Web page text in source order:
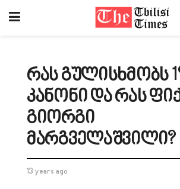
რას გულისხმობს
კანონი და რას
გიორგი
მარგველაშვილი?
13 years ago